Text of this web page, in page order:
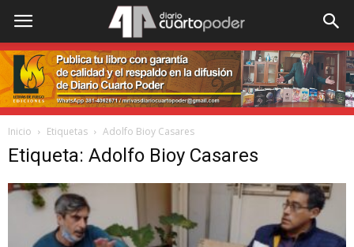
Inicio Etiquetas Adolfo Bioy Casares
Etiqueta: Adolfo Bioy Casares